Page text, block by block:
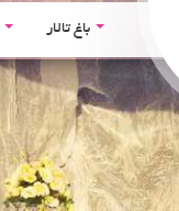
باغ تالار